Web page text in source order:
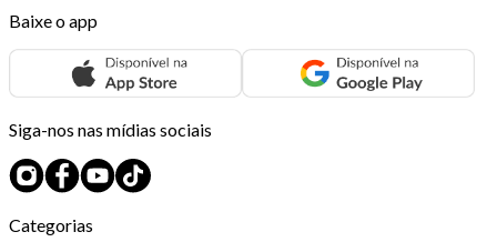
Baixe o app
Siga-nos nas mídias sociais
Categorias